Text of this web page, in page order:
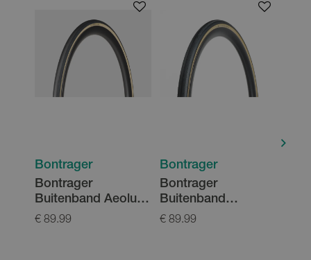
Bontrager
Bontrager
Buitenband Aeolus
RSL TLR
€ 89.99
Bontrager
Bontrager
Buitenband
Kwaremont RSL
€ 89.99